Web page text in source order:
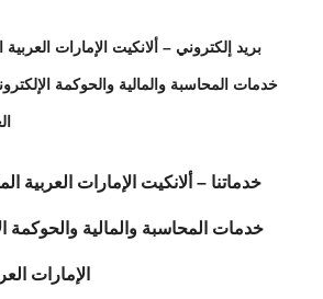
خدمات المحاسبة والمالية والحوكمة
خدمات المحاسبة والمالية والحوكمة
الإمارات